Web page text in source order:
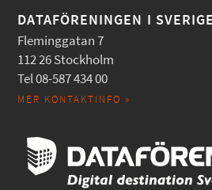
DATAFÖRENINGEN I SVERIGE
Fleminggatan 7
112 26 Stockholm
Tel 08-587 434 00
MER KONTAKTINFO »